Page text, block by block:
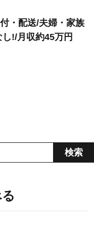
・配送/夫婦・家族
!/月収約45万円